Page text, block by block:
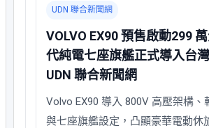
UDN 聯合新聞網
VOLVO EX90 預售啟動299
代純電七座旗艦正式導入台
UDN 聯合新聞網
Volvo EX90 導入 800V 高壓架構、
與七座旗艦設定，凸顯豪華電動休